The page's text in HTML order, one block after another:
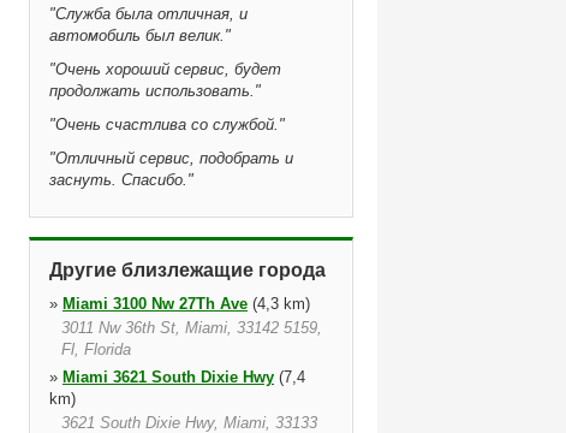
"Служба была отличная, и
автомобиль был велик. "
"Очень хороший сервис, будет
продолжать использовать. "
"Очень счастлива со службой. "
"Отличный сервис, подобрать и
заснуть. Спасибо. "
Другие близлежащие города
» Miami 3100 Nw 27Th Ave (4,3 km)
3011 Nw 36th St, Miami, 33142 5159,
Fl, Florida
» Miami 3621 South Dixie Hwy (7,4
km)
3621 South Dixie Hwy, Miami, 33133